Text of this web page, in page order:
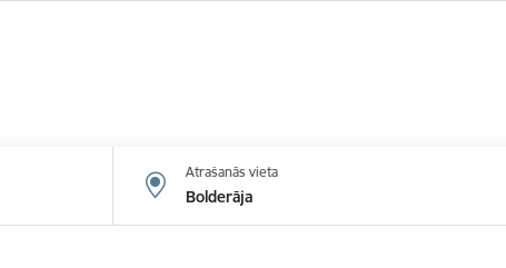
Atrašanās vieta
Bolderāja